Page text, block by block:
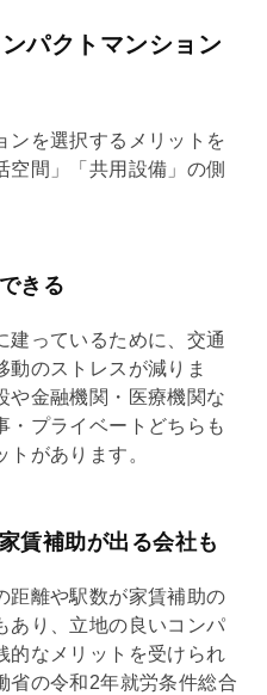
パクトマンション
ンを選択するメリットを
空間」「共用設備」の側
きる
建っているために、交通
動のストレスが減りま
や金融機関・医療機関な
・プライベートどちらも
があります。
賃補助が出る会社も
距離や駅数が家賃補助の
あり、立地の良いコンパ
的なメリットを受けられ
省の令和2年就労条件総合